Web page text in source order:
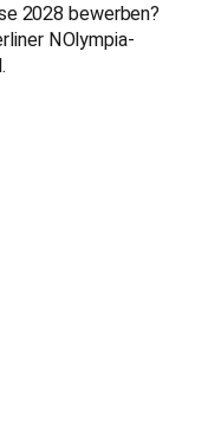
2028 bewerben?
NOlympia-